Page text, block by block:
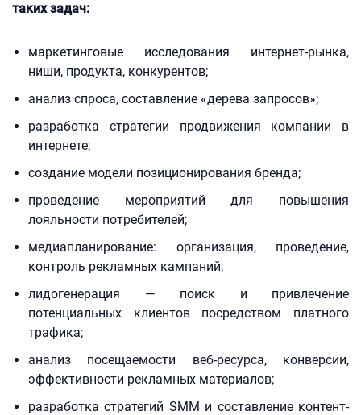
таких задач:
маркетинговые исследования интернет-рынка,
ниши, продукта, конкурентов;
анализ спроса, составление «дерева запросов»;
разработка стратегии продвижения компании в
интернете;
создание модели позиционирования бренда;
проведение мероприятий для повышения
лояльности потребителей;
медиапланирование: организация, проведение,
контроль рекламных кампаний;
лидогенерация — поиск и привлечение
потенциальных клиентов посредством платного
трафика;
анализ посещаемости веб-ресурса, конверсии,
эффективности рекламных материалов;
разработка стратегий SMM и составление контент-